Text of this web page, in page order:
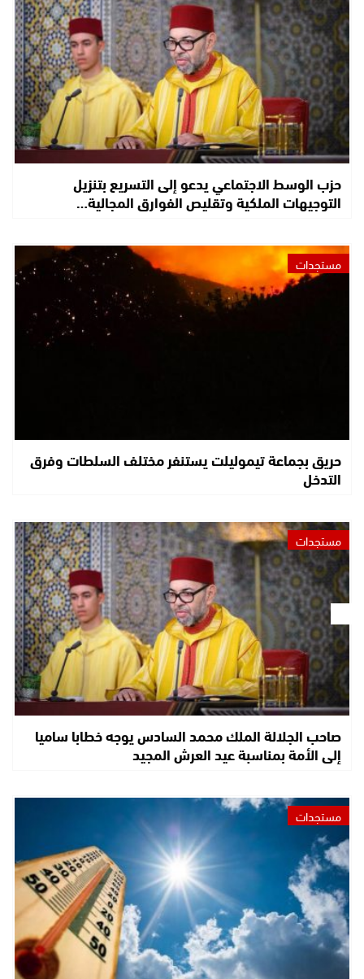
حزب الوسط الاجتماعي يدعو إلى التسريع بتنزيل
التوجيهات الملكية وتقليص الفوارق المجالية…
مستجدات
حريق بجماعة تيموليلت يستنفر مختلف السلطات وفرق
التدخل
مستجدات
صاحب الجلالة الملك محمد السادس يوجه خطابا ساميا
إلى الأمة بمناسبة عيد العرش المجيد
مستجدات